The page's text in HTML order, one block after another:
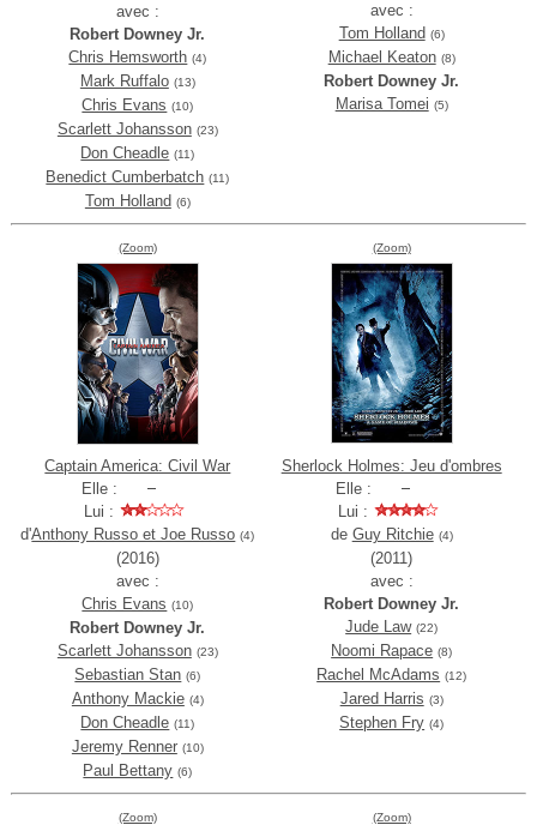
avec :
Robert Downey Jr.
Chris Hemsworth (4)
Mark Ruffalo (13)
Chris Evans (10)
Scarlett Johansson (23)
Don Cheadle (11)
Benedict Cumberbatch (11)
Tom Holland (6)
avec :
Tom Holland (6)
Michael Keaton (8)
Robert Downey Jr.
Marisa Tomei (5)
(Zoom)
Captain America: Civil War
Elle :
Lui :
d'Anthony Russo et Joe Russo (4)
(2016)
avec :
Chris Evans (10)
Robert Downey Jr.
Scarlett Johansson (23)
Sebastian Stan (6)
Anthony Mackie (4)
Don Cheadle (11)
Jeremy Renner (10)
Paul Bettany (6)
(Zoom)
Sherlock Holmes: Jeu d'ombres
Elle :
Lui :
de Guy Ritchie (4)
(2011)
avec :
Robert Downey Jr.
Jude Law (22)
Noomi Rapace (8)
Rachel McAdams (12)
Jared Harris (3)
Stephen Fry (4)
(Zoom) (Zoom)